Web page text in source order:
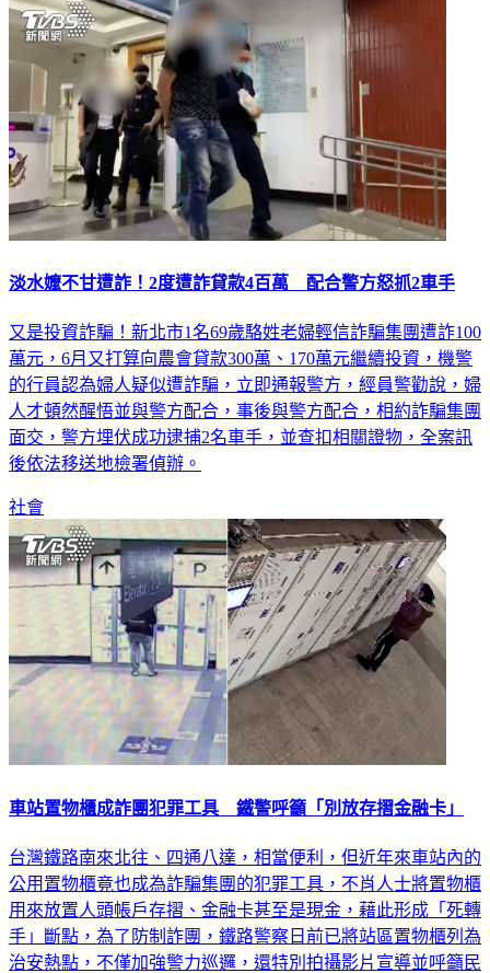
淡水嬤不甘遭詐！2度遭詐貸款4百萬 配合警方怒抓2車手
又是投資詐騙！新北市1名69歲駱姓老婦輕信詐騙集團遭詐100
萬元，6月又打算向農會貸款300萬、170萬元繼續投資，機警
的行員認為婦人疑似遭詐騙，立即通報警方，經員警勸說，婦
人才頓然醒悟並與警方配合，事後與警方配合，相約詐騙集團
面交，警方埋伏成功逮捕2名車手，並查扣相關證物，全案訊
後依法移送地檢署偵辦。
社會
車站置物櫃成詐團犯罪工具 鐵警呼籲「別放存摺金融卡」
台灣鐵路南來北往、四通八達，相當便利，但近年來車站內的
公用置物櫃竟也成為詐騙集團的犯罪工具，不肖人士將置物櫃
用來放置人頭帳戶存摺、金融卡甚至是現金，藉此形成「死轉
手」斷點，為了防制詐團，鐵路警察日前已將站區置物櫃列為
治安熱點，不僅加強警力巡邏，還特別拍攝影片宣導並呼籲民